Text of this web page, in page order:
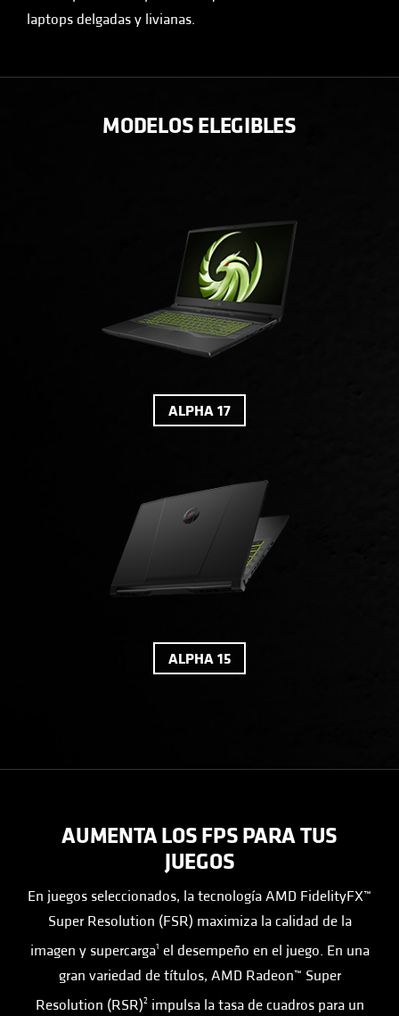
laptops delgadas y livianas.
MODELOS ELEGIBLES
ALPHA 17
ALPHA 15
AUMENTA LOS FPS PARA TUS
JUEGOS
En juegos seleccionados, la tecnología AMD FidelityFX™
Super Resolution (FSR) maximiza la calidad de la
imagen y supercarga1 el desempeño en el juego. En una
gran variedad de títulos, AMD Radeon™ Super
Resolution (RSR)2impulsa la tasa de cuadros para un